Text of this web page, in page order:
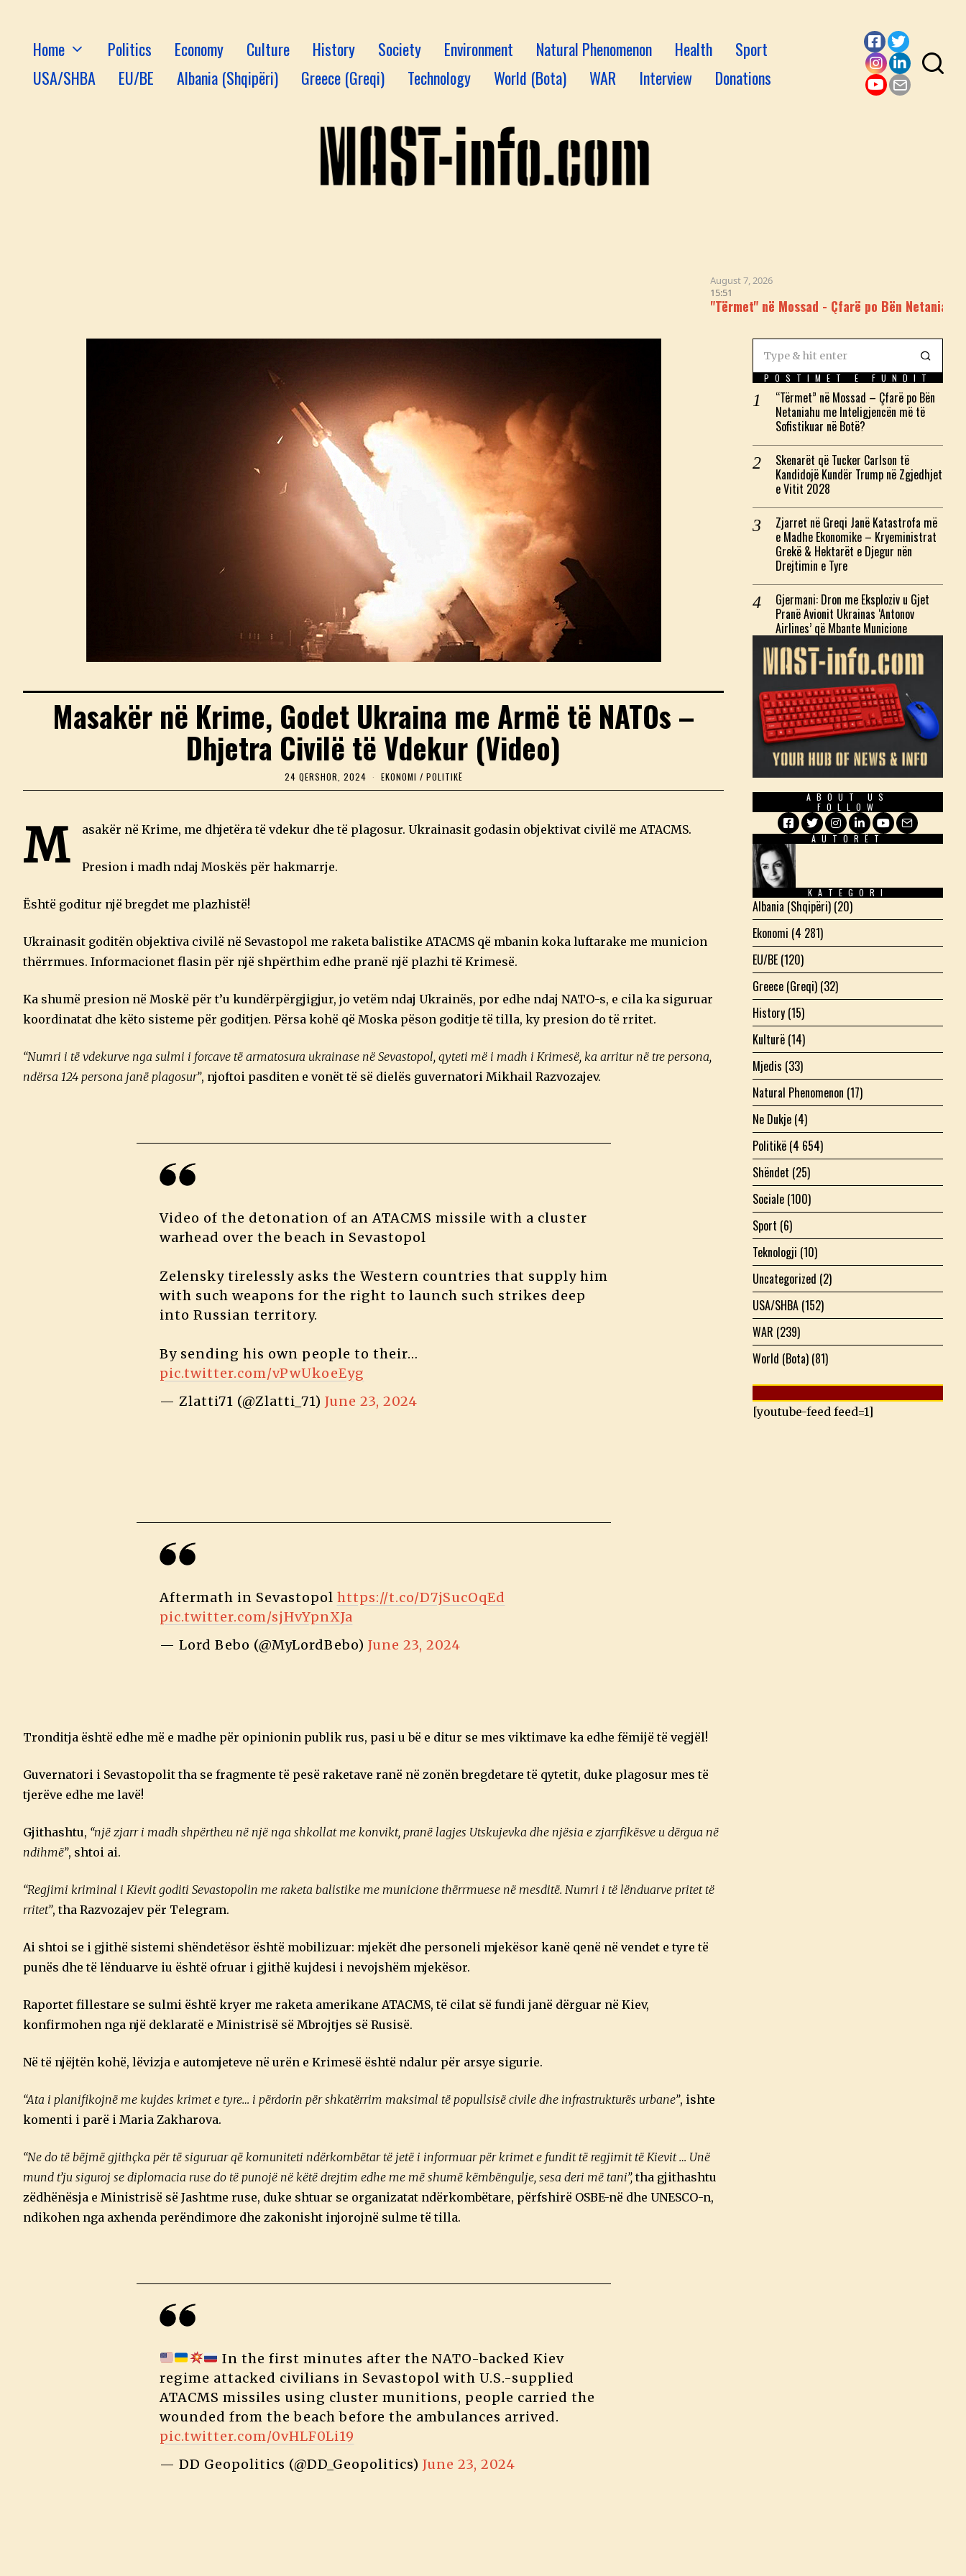
Home Politics Economy Culture History Society Environment Natural Phenomenon Health
Sport
USA/SHBA
EU/BE Albania (Shqipëri) Greece (Greqi) Technology World (Bota) WAR Interview Donations
Facebook
Twitter
Instagram
LinkedIn
August 7, 2026
"Tërmet" në Mossad - Çfarë po Bën Netaniahu me
Masakër në Krime, Godet Ukraina me Armë të NATOs –
Dhjetra Civilë të Vdekur (Video)
24 QERSHOR, 2024
4
S
EKONOMI / POLITIKË
M asakër në Krime, me dhjetëra të vdekur dhe të plagosur. Ukrainasit godasin objektivat civilë me ATACMS.
Presion i madh ndaj Moskës për hakmarrje.
Është goditur një bregdet me plazhistë!
Ukrainasit goditën objektiva civilë në Sevastopol me raketa balistike ATACMS që mbanin koka luftarake me municion
thërrmues. Informacionet flasin për një shpërthim edhe pranë një plazhi të Krimesë.
Ka shumë presion në Moskë për t’u kundërpërgjigjur, jo vetëm ndaj Ukrainës, por edhe ndaj NATO-s, e cila ka siguruar
koordinatat dhe këto sisteme për goditjen. Përsa kohë që Moska pëson goditje të tilla, ky presion do të rritet.
“Numri i të vdekurve nga sulmi i forcave të armatosura ukrainase në Sevastopol, qyteti më i madh i Krimesë, ka arritur në tre persona,
ndërsa 124 persona janë plagosur”, njoftoi pasditen e vonët të së dielës guvernatori Mikhail Razvozajev.
Video of the detonation of an ATACMS missile with a cluster
warhead over the beach in Sevastopol
Zelensky tirelessly asks the Western countries that supply him
with such weapons for the right to launch such strikes deep
into Russian territory.
By sending his own people to their…
pic.twitter.com/vPwUkoeEyg
— Zlatti71 (@Zlatti_71) June 23, 2024
Aftermath in Sevastopol https://t.co/D7jSucOqEd
pic.twitter.com/sjHvYpnXJa
— Lord Bebo (@MyLordBebo) June 23, 2024
Tronditja është edhe më e madhe për opinionin publik rus, pasi u bë e ditur se mes viktimave ka edhe fëmijë të vegjël!
Guvernatori i Sevastopolit tha se fragmente të pesë raketave ranë në zonën bregdetare të qytetit, duke plagosur mes të
tjerëve edhe me lavë!
Gjithashtu, “një zjarr i madh shpërtheu në një nga shkollat ​​me konvikt, pranë lagjes Utskujevka dhe njësia e zjarrfikësve u dërgua në
ndihmë”, shtoi ai.
“Regjimi kriminal i Kievit goditi Sevastopolin me raketa balistike me municione thërrmuese në mesditë. Numri i të lënduarve pritet të
rritet”, tha Razvozajev për Telegram.
Ai shtoi se i gjithë sistemi shëndetësor është mobilizuar: mjekët dhe personeli mjekësor kanë qenë në vendet e tyre të
punës dhe të lënduarve iu është ofruar i gjithë kujdesi i nevojshëm mjekësor.
Raportet fillestare se sulmi është kryer me raketa amerikane ATACMS, të cilat së fundi janë dërguar në Kiev,
konfirmohen nga një deklaratë e Ministrisë së Mbrojtjes së Rusisë.
Në të njëjtën kohë, lëvizja e automjeteve në urën e Krimesë është ndalur për arsye sigurie.
“Ata i planifikojnë me kujdes krimet e tyre… i përdorin për shkatërrim maksimal të popullsisë civile dhe infrastrukturës urbane”, ishte
komenti i parë i Maria Zakharova.
“Ne do të bëjmë gjithçka për të siguruar që komuniteti ndërkombëtar të jetë i informuar për krimet e fundit të regjimit të Kievit … Unë
mund t’ju siguroj se diplomacia ruse do të punojë në këtë drejtim edhe me më shumë këmbëngulje, sesa deri më tani”,tha gjithashtu
zëdhënësja e Ministrisë së Jashtme ruse, duke shtuar se organizatat ndërkombëtare, përfshirë OSBE-në dhe UNESCO-n,
ndikohen nga axhenda perëndimore dhe zakonisht injorojnë sulme të tilla.
In the first minutes after the NATO-backed Kiev
regime attacked civilians in Sevastopol with U.S.-supplied
ATACMS missiles using cluster munitions, people carried the
wounded from the beach before the ambulances arrived.
pic.twitter.com/0vHLF0Li19
— DD Geopolitics (@DD_Geopolitics) June 23, 2024
POSTIMET E FUNDIT
“Tërmet” në Mossad – Çfarë po Bën
Netaniahu me Inteligjencën më të
Sofistikuar në Botë?
Skenarët që Tucker Carlson të
Kandidojë Kundër Trump në Zgjedhjet
e Vitit 2028
Zjarret në Greqi Janë Katastrofa më
e Madhe Ekonomike – Kryeministrat
Grekë & Hektarët e Djegur nën
Drejtimin e Tyre
Gjermani: Dron me Eksploziv u Gjet
Pranë Avionit Ukrainas ‘Antonov
Airlines’ që Mbante Municione
ABOUT US
FOLLOW
Facebook
TwitterInstagram
LinkedIn
YouTube
Email
AUTORËT
KATEGORI
Albania (Shqipëri) (20)
Ekonomi (4 281)
EU/BE (120)
Greece (Greqi) (32)
History (15)
Kulturë (14)
Mjedis (33)
Natural Phenomenon (17)
Ne Dukje (4)
Politikë (4 654)
Shëndet (25)
Sociale (100)
Sport (6)
Teknologji (10)
Uncategorized (2)
USA/SHBA (152)
WAR (239)
World (Bota) (81)
[youtube-feed feed=1]